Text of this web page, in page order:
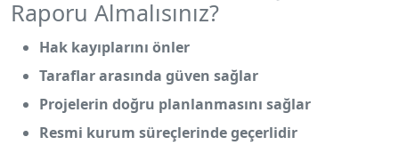
Raporu Almalısınız?
Hak kayıplarını önler
Taraflar arasında güven sağlar
Projelerin doğru planlanmasını sağlar
Resmi kurum süreçlerinde geçerlidir